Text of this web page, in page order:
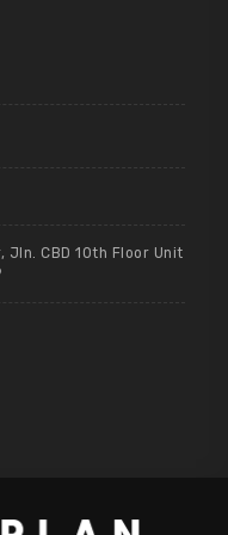
Jln. CBD 10th Floor Unit